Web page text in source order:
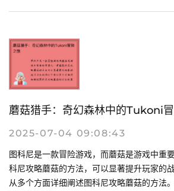
蘑菇猎手：奇幻森林中的Tukoni
2025-07-04 09:08:43
图科尼是一款冒险游戏，而蘑菇是游戏中重
科尼攻略蘑菇的方法，可以显著提升玩家的
从多个方面详细阐述图科尼攻略蘑菇的方法